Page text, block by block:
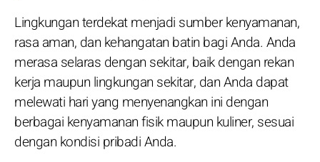
Lingkungan terdekat menjadi sumber kenyamanan,
rasa aman, dan kehangatan batin bagi Anda. Anda
merasa selaras dengan sekitar, baik dengan rekan
kerja maupun lingkungan sekitar, dan Anda dapat
melewati hari yang menyenangkan ini dengan
berbagai kenyamanan fisik maupun kuliner, sesuai
dengan kondisi pribadi Anda.